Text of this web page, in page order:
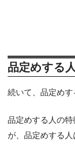
品定めする
続いて、品定めす
品定めする人の
が、品定めする人